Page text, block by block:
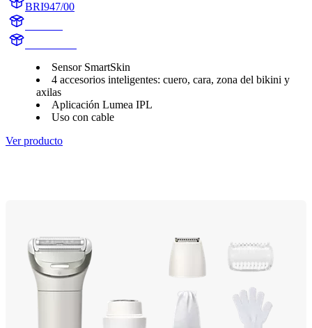
BRI947/00
Sensor SmartSkin
4 accesorios inteligentes: cuero, cara, zona del bikini y
axilas
Aplicación Lumea IPL
Uso con cable
Ver producto